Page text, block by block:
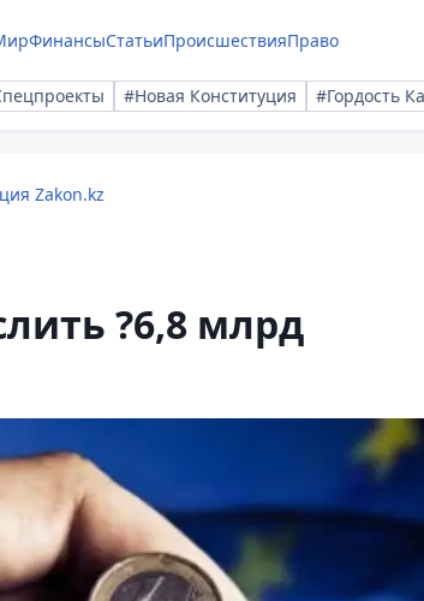
ФинансыСтатьиПроисшествияПраво
#Новая Конституция #Гордость
Zakon.kz
?6,8 млрд